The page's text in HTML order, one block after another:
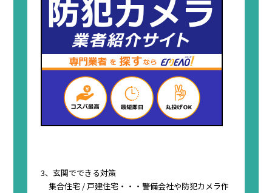
3、玄関でできる対策
集合住宅 / 戸建住宅・・・警備会社や防犯カメラ作